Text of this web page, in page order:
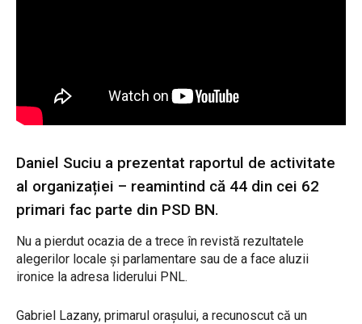
Daniel Suciu a prezentat raportul de activitate
al organizației – reamintind că 44 din cei 62
primari fac parte din PSD BN.
Nu a pierdut ocazia de a trece în revistă rezultatele
alegerilor locale și parlamentare sau de a face aluzii
ironice la adresa liderului PNL.
Gabriel Lazany, primarul orașului, a recunoscut că un